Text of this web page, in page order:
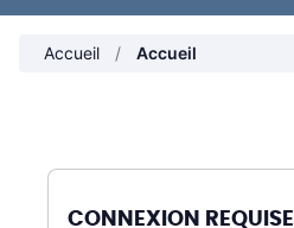
Accueil Accueil
CONNEXION REQUISE